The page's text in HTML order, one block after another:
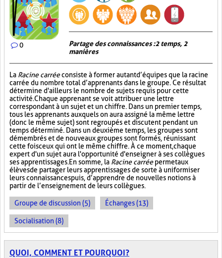
0
Partage des connaissances : 2 temps, 2
manières
La Racine carréeconsiste à former autant d’équipes que la racine
carrée du nombre total d’apprenants dans le groupe. Ce résultat
détermine d'ailleurs le nombre de sujets requis pour cette
activité. Chaque apprenant se voit attribuer une lettre
correspondant à un sujet et un chiffre. Dans un premier temps,
tous les apprenants auxquels on aura assigné la même lettre
(donc le même sujet) sont regroupés et discutent pendant un
temps déterminé. Dans un deuxième temps, les groupes sont
démembrés et de nouveaux groupes sont formés, réunissant
cette fois ceux qui ont le même chiffre. À ce moment, chaque
expert d'un sujet aura l'opportunité d'enseigner à ses collègues
ses apprentissages. En somme, la Racine carréepermet aux
élèves de partager leurs apprentissages de sorte à uniformiser
leurs connaissances puis, d’apprendre de nouvelles notions à
partir de l’enseignement de leurs collègues.
Groupe de discussion (5) Échanges (13)
Socialisation (8)
QUOI, COMMENT ET POURQUOI?